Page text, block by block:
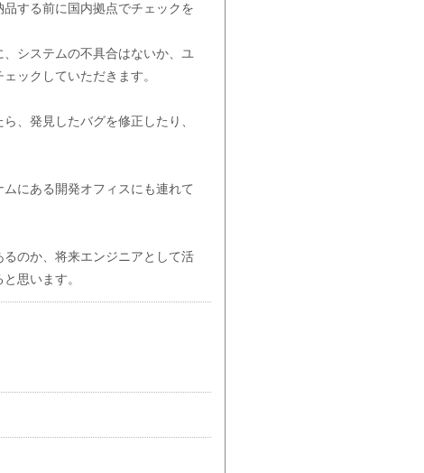
する前に国内拠点でチェックを
システムの不具合はないか、ユ
ックしていただきます。
、発見したバグを修正したり、
にある開発オフィスにも連れて
のか、将来エンジニアとして活
思います。